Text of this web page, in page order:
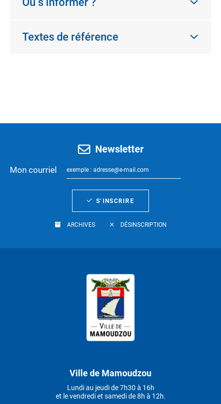
Textes de référence
Newsletter
Mon courriel
S’INSCRIRE
ARCHIVES DÉSINSCRIPTION
Ville de Mamoudzou
Lundi au jeudi de 7h30 à 16h
et le vendredi et samedi de 8h à 12h.